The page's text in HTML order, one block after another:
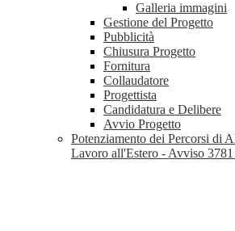
Galleria immagini
Gestione del Progetto
Pubblicità
Chiusura Progetto
Fornitura
Collaudatore
Progettista
Candidatura e Delibere
Avvio Progetto
Potenziamento dei Percorsi di
Lavoro all'Estero - Avviso